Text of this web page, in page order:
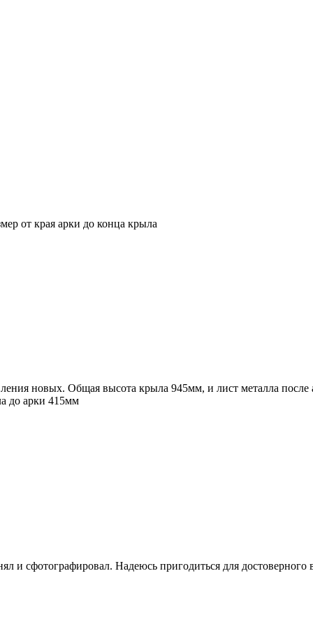
от края арки до конца крыла
новых. Общая высота крыла 945мм, и лист металла
до арки 415мм
и сфотографировал. Надеюсь пригодиться для достоверного